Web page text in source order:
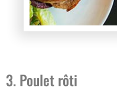
3. Poulet rôti